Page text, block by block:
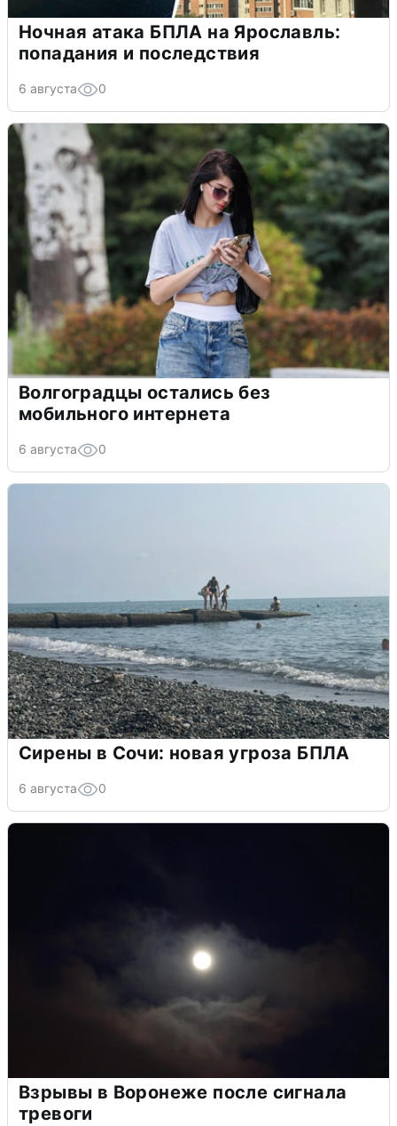
Ночная атака БПЛА на Ярославль:
попадания и последствия
6 августа 0
Волгоградцы остались без
мобильного интернета
6 августа 0
Сирены в Сочи: новая угроза БПЛА
6 августа 0
Взрывы в Воронеже после сигнала
тревоги